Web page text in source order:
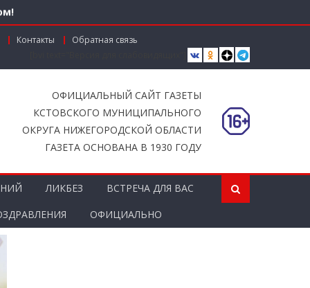
Контакты
Обратная связь
ОФИЦИАЛЬНЫЙ САЙТ ГАЗЕТЫ
КСТОВСКОГО МУНИЦИПАЛЬНОГО
ОКРУГА НИЖЕГОРОДСКОЙ ОБЛАСТИ
ГАЗЕТА ОСНОВАНА В 1930 ГОДУ
ЛИКБЕЗ
ВСТРЕЧА ДЛЯ ВАС
ОФИЦИАЛЬНО